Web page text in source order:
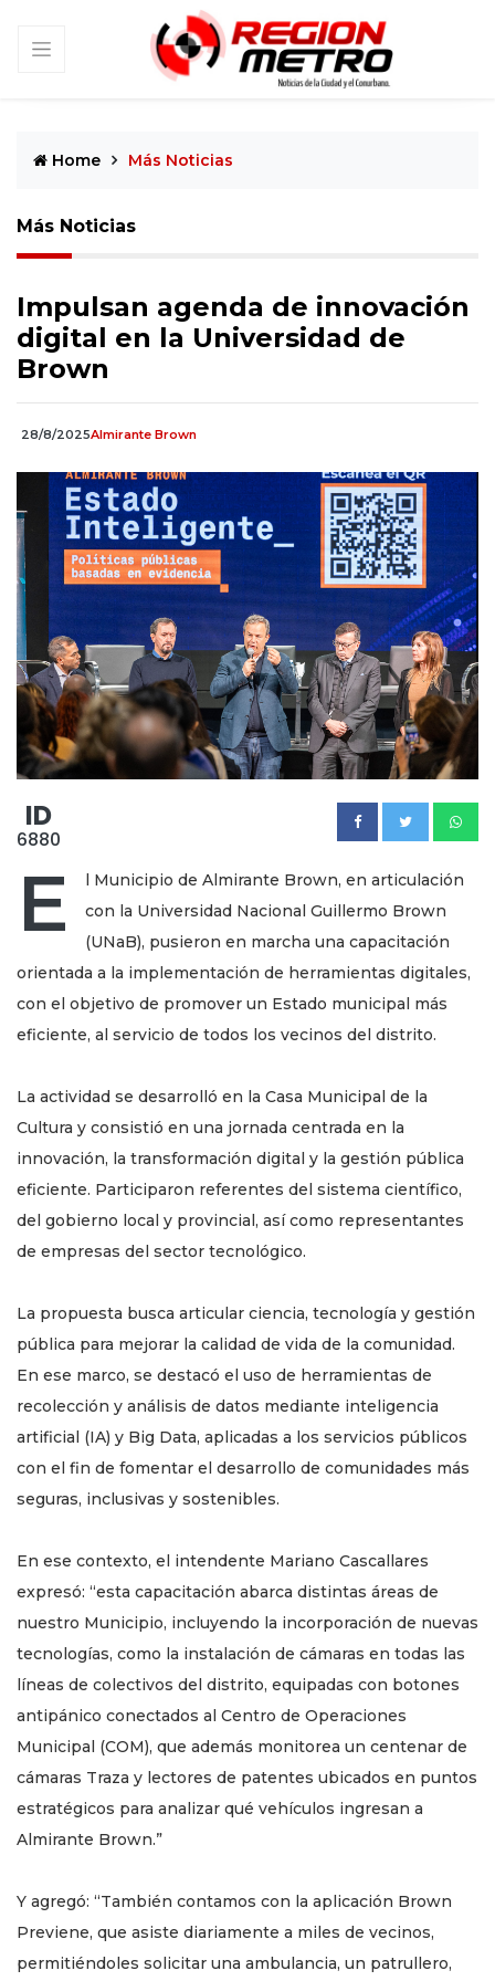
Home Más Noticias
Más Noticias
Impulsan agenda de innovación
digital en la Universidad de
Brown
28/8/2025Almirante Brown
ID
6880
E
l Municipio de Almirante Brown, en articulación
con la Universidad Nacional Guillermo Brown
(UNaB), pusieron en marcha una capacitación
orientada a la implementación de herramientas digitales,
con el objetivo de promover un Estado municipal más
eficiente, al servicio de todos los vecinos del distrito.
La actividad se desarrolló en la Casa Municipal de la
Cultura y consistió en una jornada centrada en la
innovación, la transformación digital y la gestión pública
eficiente. Participaron referentes del sistema científico,
del gobierno local y provincial, así como representantes
de empresas del sector tecnológico.
La propuesta busca articular ciencia, tecnología y gestión
pública para mejorar la calidad de vida de la comunidad.
En ese marco, se destacó el uso de herramientas de
recolección y análisis de datos mediante inteligencia
artificial (IA) y Big Data, aplicadas a los servicios públicos
con el fin de fomentar el desarrollo de comunidades más
seguras, inclusivas y sostenibles.
En ese contexto, el intendente Mariano Cascallares
expresó: “esta capacitación abarca distintas áreas de
nuestro Municipio, incluyendo la incorporación de nuevas
tecnologías, como la instalación de cámaras en todas las
líneas de colectivos del distrito, equipadas con botones
antipánico conectados al Centro de Operaciones
Municipal (COM), que además monitorea un centenar de
cámaras Traza y lectores de patentes ubicados en puntos
estratégicos para analizar qué vehículos ingresan a
Almirante Brown.”
Y agregó: “También contamos con la aplicación Brown
Previene, que asiste diariamente a miles de vecinos,
permitiéndoles solicitar una ambulancia, un patrullero,